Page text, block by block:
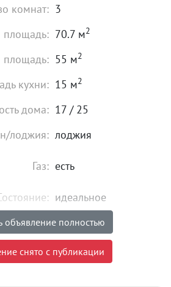
комнат: 3
70.7 м2
55 м2
кухни: 15 м2
дома: 17 / 25
лоджия: лоджия
Газ: есть
идеальное
Мебель: есть
Цена: 8 700 000
объявление полностью
снято с публикации